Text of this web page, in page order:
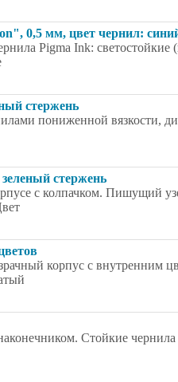
0,5 мм, цвет чернил:
Pigma Ink:
стержень
пониженной вязкости,
стержень
с колпачком. Пишущий
корпус с внутренним
Стойкие